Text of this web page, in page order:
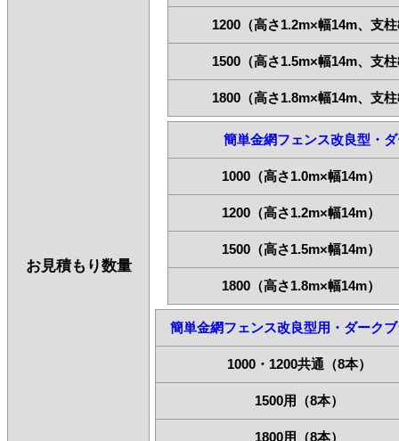
お見積もり数量
1200（高さ1.2m×幅14m、支
1500（高さ1.5m×幅14m、支
1800（高さ1.8m×幅14m、支
簡単金網フェンス改良型・
1000（高さ1.0m×幅14m）
1200（高さ1.2m×幅14m）
1500（高さ1.5m×幅14m）
1800（高さ1.8m×幅14m）
簡単金網フェンス改良型用・ダーク
1000・1200共通（8本）
1500用（8本）
1800用（8本）